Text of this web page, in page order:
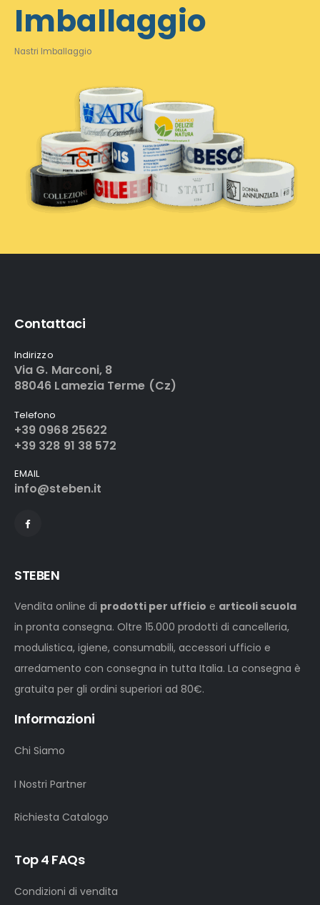
Imballaggio
Nastri Imballaggio
Contattaci
Indirizzo
Via G. Marconi, 8
88046 Lamezia Terme (Cz)
Telefono
+39 0968 25622
+39 328 91 38 572
EMAIL
info@steben.it
STEBEN
Vendita online di prodotti per ufficio e articoli scuola
in pronta consegna. Oltre 15.000 prodotti di cancelleria,
modulistica, igiene, consumabili, accessori ufficio e
arredamento con consegna in tutta Italia. La consegna è
gratuita per gli ordini superiori ad 80€.
Informazioni
Chi Siamo
I Nostri Partner
Richiesta Catalogo
Top 4 FAQs
Condizioni di vendita